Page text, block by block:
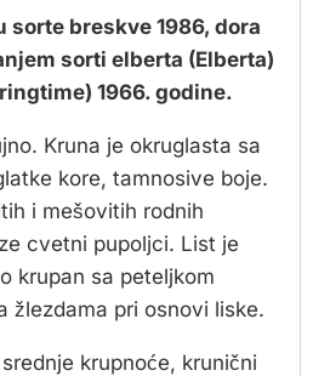
sorte breskve 1986, dora
sorti elberta (Elberta)
1966. godine.
Kruna je okruglasta sa
kore, tamnosive boje.
i mešovitih rodnih
cvetni pupoljci. List je
krupan sa peteljkom
žlezdama pri osnovi liske.
krupnoće, krunični